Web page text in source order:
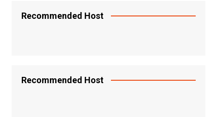
Recommended Host
Recommended Host